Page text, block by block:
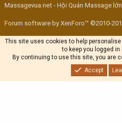
Massagevua.net - Hội Quán Massage
Forum software by XenForo™ ©2010-
This site uses cookies to help
to keep you logged in
By continuing to use this site, you are
Accept